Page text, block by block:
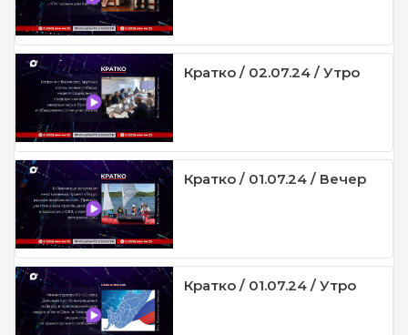
Кратко / 02.07.24 / Утро
Кратко / 01.07.24 / Вечер
Кратко / 01.07.24 / Утро